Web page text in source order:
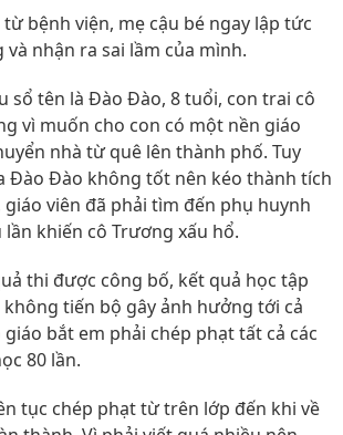
bệnh viện, mẹ cậu bé ngay lập tức
nhận ra sai lầm của mình.
sổ tên là Đào Đào, 8 tuổi, con trai cô
vì muốn cho con có một nền giáo
nhà từ quê lên thành phố. Tuy
Đào Đào không tốt nên kéo thành tích
viên đã phải tìm đến phụ huynh
khiến cô Trương xấu hổ.
thi được công bố, kết quả học tập
tiến bộ gây ảnh hưởng tới cả
giáo bắt em phải chép phạt tất cả các
80 lần.
tục chép phạt từ trên lớp đến khi về